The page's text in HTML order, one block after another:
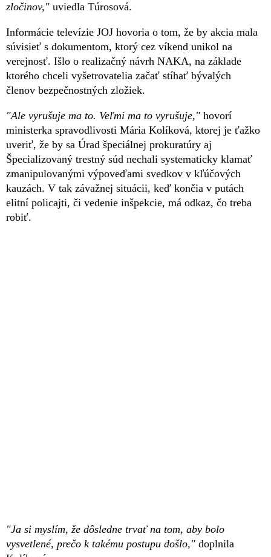
zločinov," uviedla Túrosová.
Informácie televízie JOJ hovoria o tom, že by akcia mala
súvisieť s dokumentom, ktorý cez víkend unikol na
verejnosť. Išlo o realizačný návrh NAKA, na základe
ktorého chceli vyšetrovatelia začať stíhať bývalých
členov bezpečnostných zložiek.
"Ale vyrušuje ma to. Veľmi ma to vyrušuje," hovorí
ministerka spravodlivosti Mária Kolíková, ktorej je ťažko
uveriť, že by sa Úrad špeciálnej prokuratúry aj
Špecializovaný trestný súd nechali systematicky klamať
zmanipulovanými výpoveďami svedkov v kľúčových
kauzách. V tak závažnej situácii, keď končia v putách
elitní policajti, či vedenie inšpekcie, má odkaz, čo treba
robiť.
"Ja si myslím, že dôsledne trvať na tom, aby bolo
vysvetlené, prečo k takému postupu došlo," doplnila